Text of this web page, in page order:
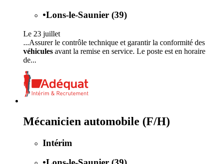
•Lons-le-Saunier (39)
Le 23 juillet
...Assurer le contrôle technique et garantir la conformité des
véhicules avant la remise en service. Le poste est en horaire
de...
Mécanicien automobile (F/H)
Intérim